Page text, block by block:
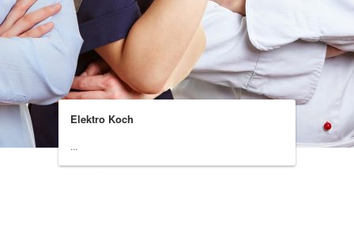
Elektro Koch
...